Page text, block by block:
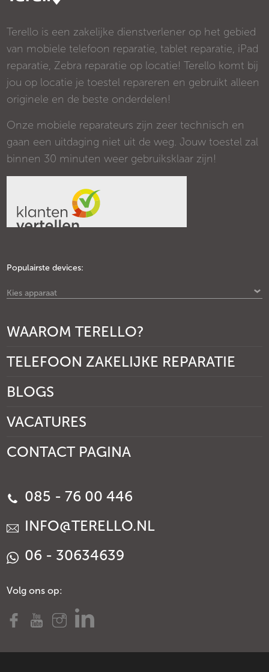
Terello is een zakelijke dienstverlener op het gebied
van mobiele telefoon reparatie, tablet reparatie, iPad
reparatie, Zebra reparatie op locatie! Terello komt bij
jou op locatie je toestel repareren en gebruikt alleen
originele en de beste onderdelen!
Onze mobiele reparateurs zijn zeer technisch en
gaan een uitdaging niet uit de weg. Jouw toestel zal
binnen 30 minuten weer gebruiksklaar zijn!
Populairste devices:
Kies apparaat
WAAROM TERELLO?
TELEFOON ZAKELIJKE REPARATIE
BLOGS
VACATURES
CONTACT PAGINA
085 - 76 00 446
INFO@TERELLO.NL
06 - 30634639
Volg ons op: